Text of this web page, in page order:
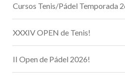
Cursos Tenis/Pádel Temporada
XXXIV OPEN de Tenis!
II Open de Pádel 2026!